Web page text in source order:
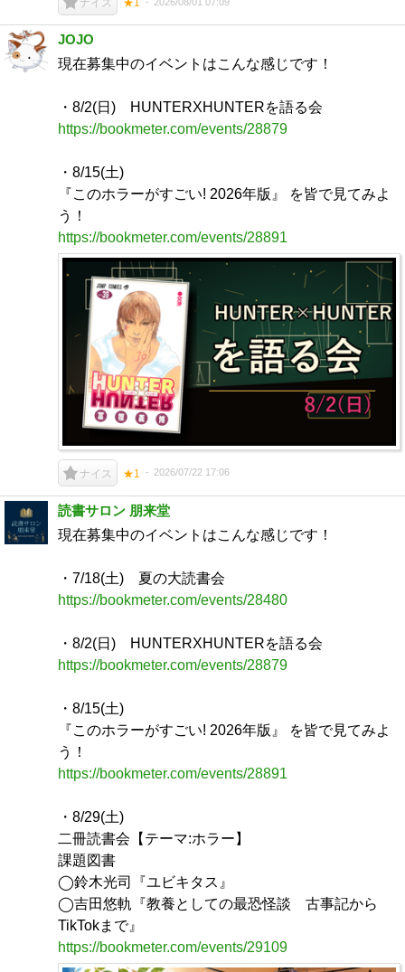
ナイス ★1
JOJO
現在募集中のイベントはこんな感じです！
・8/2(日) HUNTERXHUNTERを語る会
https://bookmeter.com/events/28879
・8/15(土)
『このホラーがすごい! 2026年版』 を皆で見てみよ
う！
https://bookmeter.com/events/28891
ナイス ★1 2026/07/22 17:06
読書サロン 朋来堂
現在募集中のイベントはこんな感じです！
・7/18(土) 夏の大読書会
https://bookmeter.com/events/28480
・8/2(日) HUNTERXHUNTERを語る会
https://bookmeter.com/events/28879
・8/15(土)
『このホラーがすごい! 2026年版』 を皆で見てみよ
う！
https://bookmeter.com/events/28891
・8/29(土)
二冊読書会【テーマ:ホラー】
課題図書
◯鈴木光司『ユビキタス』
◯吉田悠軌『教養としての最恐怪談 古事記から
TikTokまで』
https://bookmeter.com/events/29109